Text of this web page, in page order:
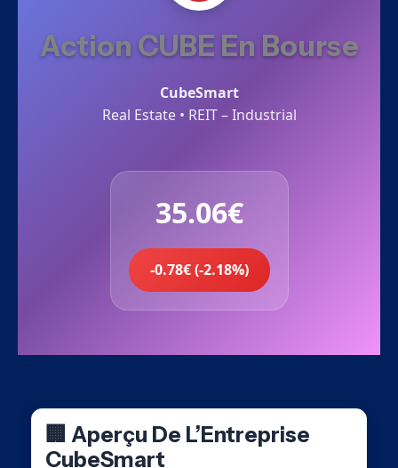
Action CUBE En Bourse
CubeSmart
Real Estate • REIT – Industrial
35.06€
-0.78€ (-2.18%)
🏢 Aperçu De L’Entreprise
CubeSmart